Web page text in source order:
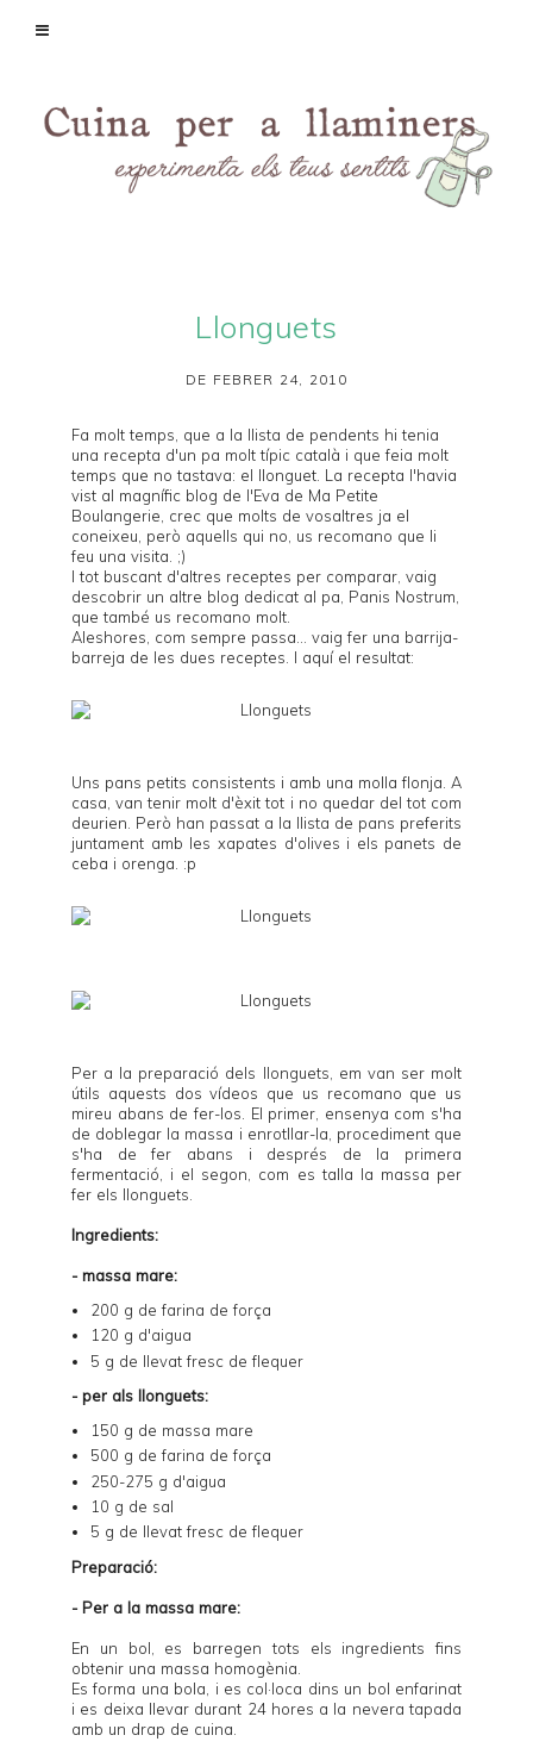
Llonguets
DE FEBRER 24, 2010
Fa molt temps, que a la llista de pendents hi tenia
una recepta d'un pa molt típic català i que feia molt
temps que no tastava: el llonguet . La recepta l'havia
vist al magnífic blog de l'Eva de Ma Petite
Boulangerie , crec que molts de vosaltres ja el
coneixeu, però aquells qui no, us recomano que li
feu una visita. ;)
I tot buscant d'altres receptes per comparar, vaig
descobrir un altre blog dedicat al pa, Panis Nostrum
que també us recomano molt.
Aleshores, com sempre passa... vaig fer una barrija-
barreja de les dues receptes. I aquí el resultat:
Uns pans petits consistents i amb una molla flonja. A
casa, van tenir molt d'èxit tot i no quedar del tot com
deurien. Però han passat a la llista de pans preferits
juntament amb les xapates d'olives i els panets de
ceba i orenga . :p
Per a la preparació dels llonguets, em van ser molt
útils aquests dos vídeos que us recomano que us
mireu abans de fer-los. El primer , ensenya com s'ha
de doblegar la massa i enrotllar-la, procediment que
s'ha de fer abans i després de la primera
fermentació, i el segon , com es talla la massa per
fer els llonguets.
Ingredients:
- massa mare:
200 g de farina de força
120 g d'aigua
5 g de llevat fresc de flequer
- per als llonguets:
150 g de massa mare
500 g de farina de força
250-275 g d'aigua
10 g de sal
5 g de llevat fresc de flequer
Preparació:
- Per a la massa mare:
En un bol, es barregen tots els ingredients fins
obtenir una massa homogènia.
Es forma una bola, i es col·loca dins un bol enfarinat
i es deixa llevar durant 24 hores a la nevera tapada
amb un drap de cuina.